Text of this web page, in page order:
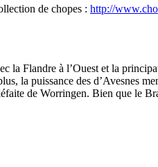
de chopes : http://
Flandre à l’Ouest et la
la puissance des d’Avesnes
de Worringen. Bien que le